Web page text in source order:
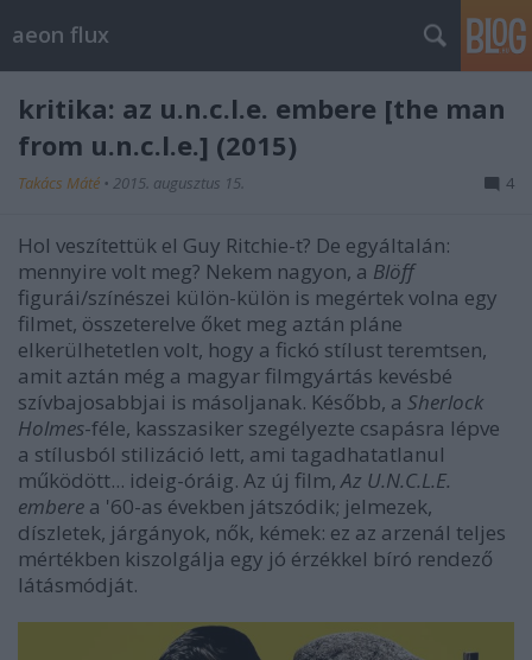
aeon flux
kritika: az u.n.c.l.e. embere [the man
from u.n.c.l.e.] (2015)
Takács Máté • 2015. augusztus 15. 4
Hol veszítettük el Guy Ritchie-t? De egyáltalán:
mennyire volt meg? Nekem nagyon, a Blöff
figurái/színészei külön-külön is megértek volna egy
filmet, összeterelve őket meg aztán pláne
elkerülhetetlen volt, hogy a fickó stílust teremtsen,
amit aztán még a magyar filmgyártás kevésbé
szívbajosabbjai is másoljanak. Később, a Sherlock
Holmes-féle, kasszasiker szegélyezte csapásra lépve
a stílusból stilizáció lett, ami tagadhatatlanul
működött... ideig-óráig. Az új film,Az U.N.C.L.E.
embere a '60-as években játszódik; jelmezek,
díszletek, járgányok, nők, kémek: ez az arzenál teljes
mértékben kiszolgálja egy jó érzékkel bíró rendező
látásmódját.